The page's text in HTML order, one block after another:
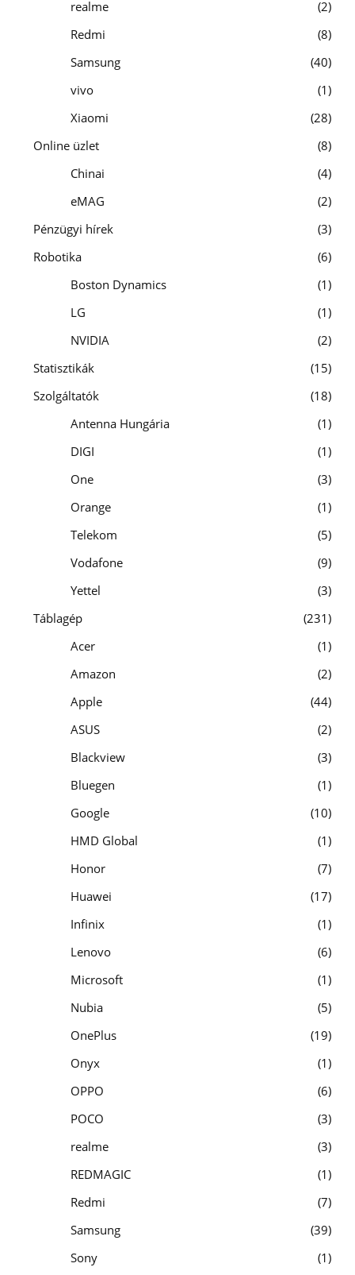
realme
2
Redmi
8
Samsung
40
vivo
1
Xiaomi
28
Online üzlet
8
Chinai
4
eMAG
2
Pénzügyi hírek
3
Robotika
6
Boston Dynamics
1
LG
1
NVIDIA
2
Statisztikák
15
Szolgáltatók
18
Antenna Hungária
1
DIGI
1
One
3
Orange
1
Telekom
5
Vodafone
9
Yettel
3
Táblagép
231
Acer
1
Amazon
2
Apple
44
ASUS
2
Blackview
3
Bluegen
1
Google
10
HMD Global
1
Honor
7
Huawei
17
Infinix
1
Lenovo
6
Microsoft
1
Nubia
5
OnePlus
19
Onyx
1
OPPO
6
POCO
3
realme
3
REDMAGIC
1
Redmi
7
Samsung
39
Sony
1